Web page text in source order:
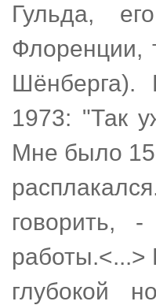
Гульда,
Флоренции,
Шёнберга).
1973: "Так
Мне было
говорить,
работы.<...>
глубокой